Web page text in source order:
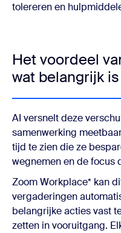
tolereren en
Het voordeel
wat belangrijk is
AI versnelt deze
samenwerking
tijd te zien die ze
wegnemen en de focus
Zoom Workplace* kan
vergaderingen
belangrijke acties vast
zetten in vooruitgang.